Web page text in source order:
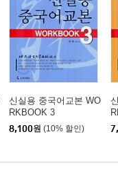
신실용 중국어교본 WO
RKBOOK 3
8,100원 (10% 할인)